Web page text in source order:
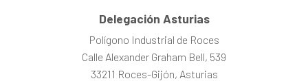
Delegación Asturias
Polígono Industrial de Roces
Calle Alexander Graham Bell, 539
33211 Roces-Gijón, Asturias